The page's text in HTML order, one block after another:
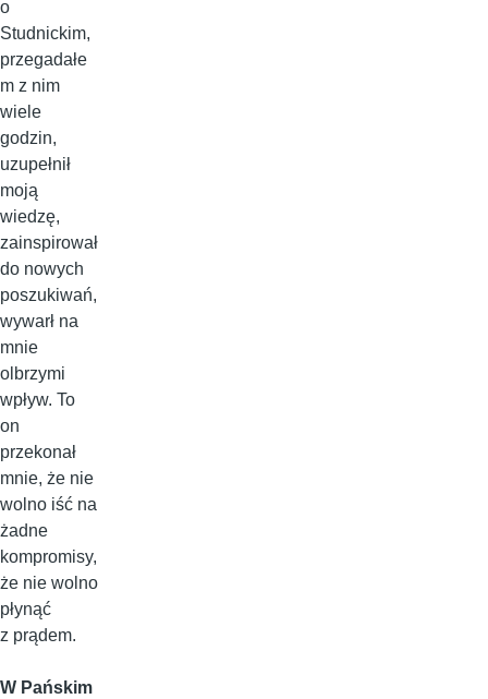
o
Studnickim,
przegadałe
m z nim
wiele
godzin,
uzupełnił
moją
wiedzę,
zainspirował
do nowych
poszukiwań,
wywarł na
mnie
olbrzymi
wpływ. To
on
przekonał
mnie, że nie
wolno iść na
żadne
kompromisy,
że nie wolno
płynąć
z prądem.
W Pańskim